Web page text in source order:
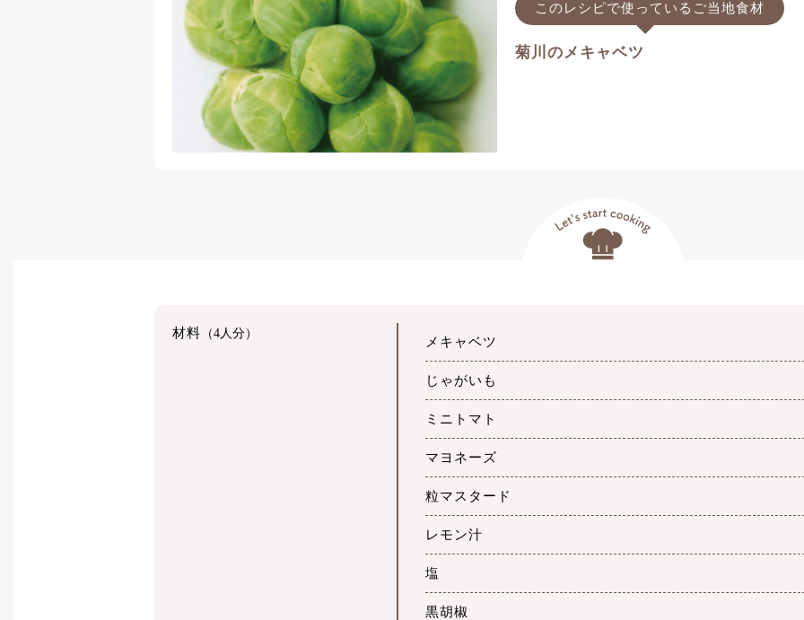
このレシピで使っているご当地食材
菊川のメキャベツ
材料 （4人分）
メキャベツ
じゃがいも
ミニトマト
マヨネーズ
粒マスタード
レモン汁
塩
黒胡椒